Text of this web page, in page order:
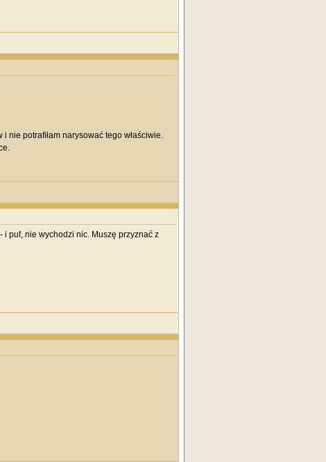
nie potrafiłam narysować tego właściwie.
i puf, nie wychodzi nic. Muszę przyznać z